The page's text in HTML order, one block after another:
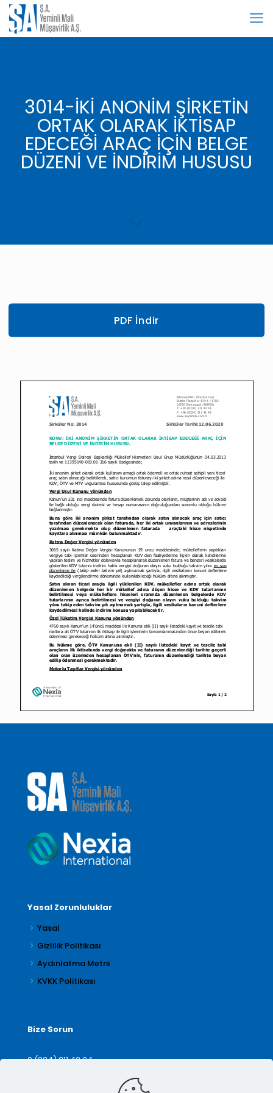
3014-İKİ ANONİM ŞİRKETİN
ORTAK OLARAK İKTİSAP
EDECEĞİ ARAÇ İÇİN BELGE
DÜZENİ VE İNDİRİM HUSUSU
PDF İndir
Yasal Zorunluluklar
Yasal
Gizlilik Politikası
Aydınlatma Metni
KVKK Politikası
Bize Sorun
0 (224) 211 42 24